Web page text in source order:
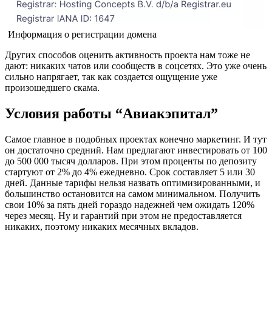
Информация о регистрации домена
Других способов оценить активность проекта нам тоже не
дают: никаких чатов или сообществ в соцсетях. Это уже очень
сильно напрягает, так как создается ощущение уже
произошедшего скама.
Условия работы “Авиакэпитал”
Самое главное в подобных проектах конечно маркетинг. И тут
он достаточно средний. Нам предлагают инвестировать от 100
до 500 000 тысяч долларов. При этом проценты по депозиту
стартуют от 2% до 4% ежедневно. Срок составляет 5 или 30
дней. Данные тарифы нельзя назвать оптимизированными, и
большинство остановится на самом минимальном. Получить
свои 10% за пять дней гораздо надежней чем ожидать 120%
через месяц. Ну и гарантий при этом не предоставляется
никаких, поэтому никаких месячных вкладов.